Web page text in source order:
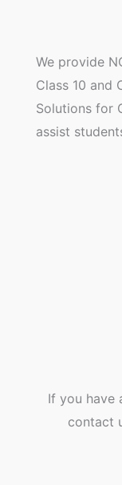
We provide
Class 10 and
Solutions for
assist
If you have
contact